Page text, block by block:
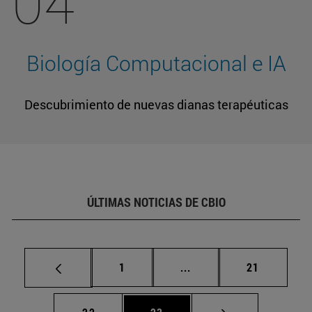
Biología Computacional e IA
Descubrimiento de nuevas dianas terapéuticas
ÚLTIMAS NOTICIAS DE CBIO
Página
1 ... Páginas intermedias
Página
21